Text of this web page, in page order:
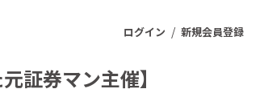
ログイン / 新規会員登録
証券マン主催】